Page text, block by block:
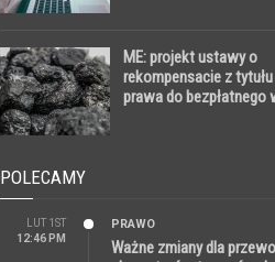
ME: projekt ustawy o
rekompensacie z
prawa do bezpłatnego
POLECAMY
LUT 1ST
12:46 PM
PRAWO
Ważne zmiany dla